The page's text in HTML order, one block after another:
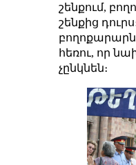
շենքում,
շենքից
հեռու, որ
չընկնեն։